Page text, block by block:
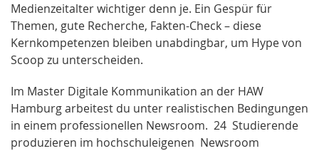
Medienzeitalter wichtiger denn je. Ein Gespür für
Themen, gute Recherche, Fakten-Check – diese
Kernkompetenzen bleiben unabdingbar, um Hype von
Scoop zu unterscheiden.
Im Master Digitale Kommunikation an der HAW
Hamburg arbeitest du unter realistischen Bedingungen
in einem professionellen Newsroom. 24 Studierende
produzieren im hochschuleigenen Newsroom